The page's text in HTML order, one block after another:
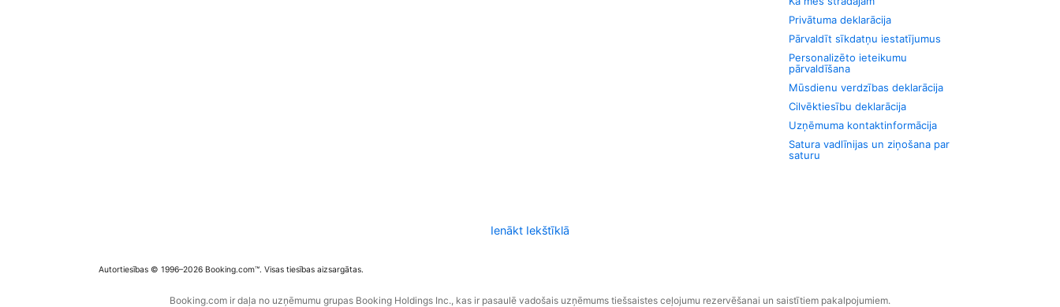
Privātuma deklarācija
Pārvaldīt sīkdatņu iestatījumus
Personalizēto ieteikumu
pārvaldīšana
Mūsdienu verdzības deklarācija
Cilvēktiesību deklarācija
Uzņēmuma kontaktinformācija
Satura vadlīnijas un ziņošana par
saturu
Ienākt Iekštīklā
Autortiesības © 1996–2026 Booking.com™. Visas tiesības aizsargātas.
Booking.com ir daļa no uzņēmumu grupas Booking Holdings Inc., kas ir pasaulē vadošais uzņēmums tiešsaistes ceļojumu rezervēšanai un saistītiem pakalpojumiem.